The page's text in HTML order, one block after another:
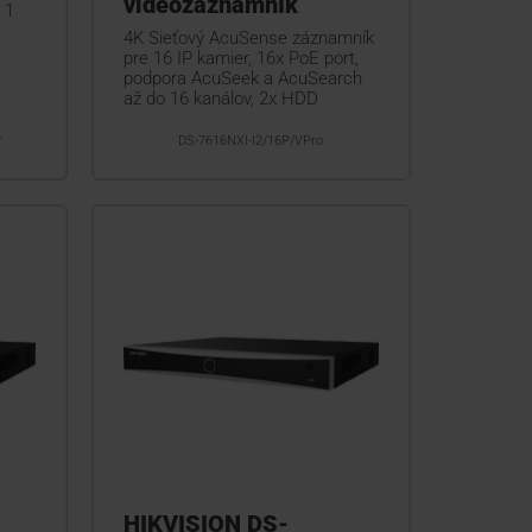
4K Sieťový AcuSense záznamník
pre 16 IP kamier, 16x PoE port,
podpora AcuSeek a AcuSearch
až do 16 kanálov, 2x HDD
DS-7616NXI-I2/16P/VPro
HIKVISION DS-